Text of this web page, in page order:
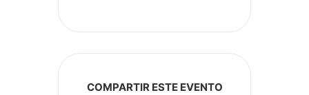
COMPARTIR ESTE EVENTO